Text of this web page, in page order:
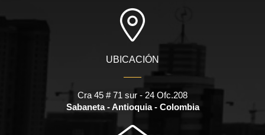
UBICACIÓN
Cra 45 # 71 sur - 24 Ofc.208
Sabaneta - Antioquia - Colombia